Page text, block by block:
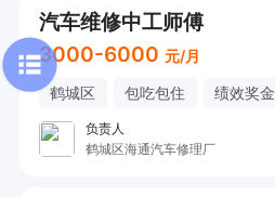
汽车维修中工师傅
3000-6000 元/月
鹤城区 包吃包住 绩效奖金
负责人
鹤城区海通汽车修理厂